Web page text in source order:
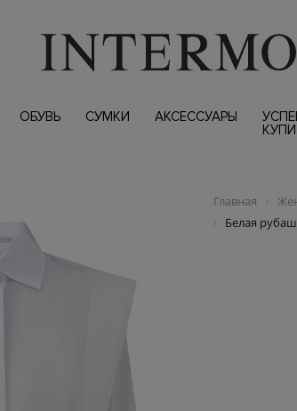
ОБУВЬ СУМКИ АКСЕССУАРЫ
Главная /
/ Белая